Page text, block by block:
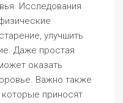
Исследования
улучшить
Даже простая
оказать
Важно также
которые приносят